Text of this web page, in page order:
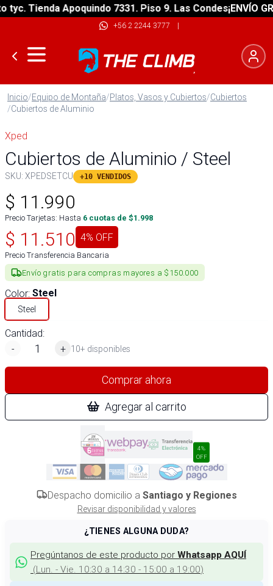
Tienda Apoquindo 7331. Piso 9. Las Condes¡ENVÍO
+56 2 2244 3777 |
Inicio/Equipo de Montaña/Platos, Vasos y Cubiertos/Cubiertos
/Cubiertos de Aluminio
Xped
Cubiertos de Aluminio / Steel
SKU: XPEDSETCU +10 VENDIDOS
$ 11.990
Precio Tarjetas: Hasta 6 cuotas de $1.998
$ 11.510 4% OFF
Precio Transferencia Bancaria
Envío gratis para compras mayores a $150.000
Color: Steel
Steel
Cantidad:
-
+ 10+ disponibles
Comprar ahora
Agregar al carrito
4%
OFF
Despacho domicilio a Santiago y Regiones
Revisar disponibilidad y valores
¿TIENES ALGUNA DUDA?
Pregúntanos de este producto por Whatsapp AQUÍ
(Lun. - Vie. 10:30 a 14:30 - 15:00 a 19:00)